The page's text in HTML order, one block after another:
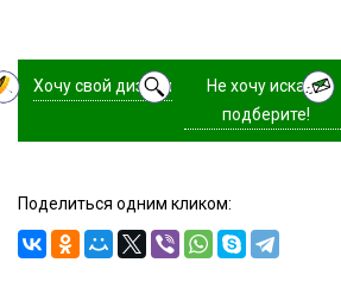
Хочу свой дизайн
Не хочу искать,
подберите!
Поделиться одним кликом: